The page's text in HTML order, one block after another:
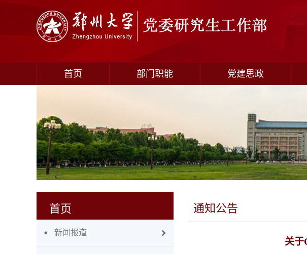
首页 部门职能 党建思政
首页
新闻报道
通知公告
关于